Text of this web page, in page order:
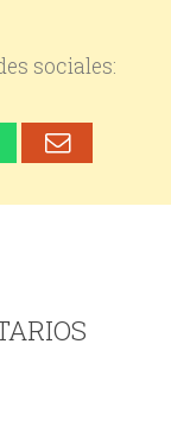
sociales: